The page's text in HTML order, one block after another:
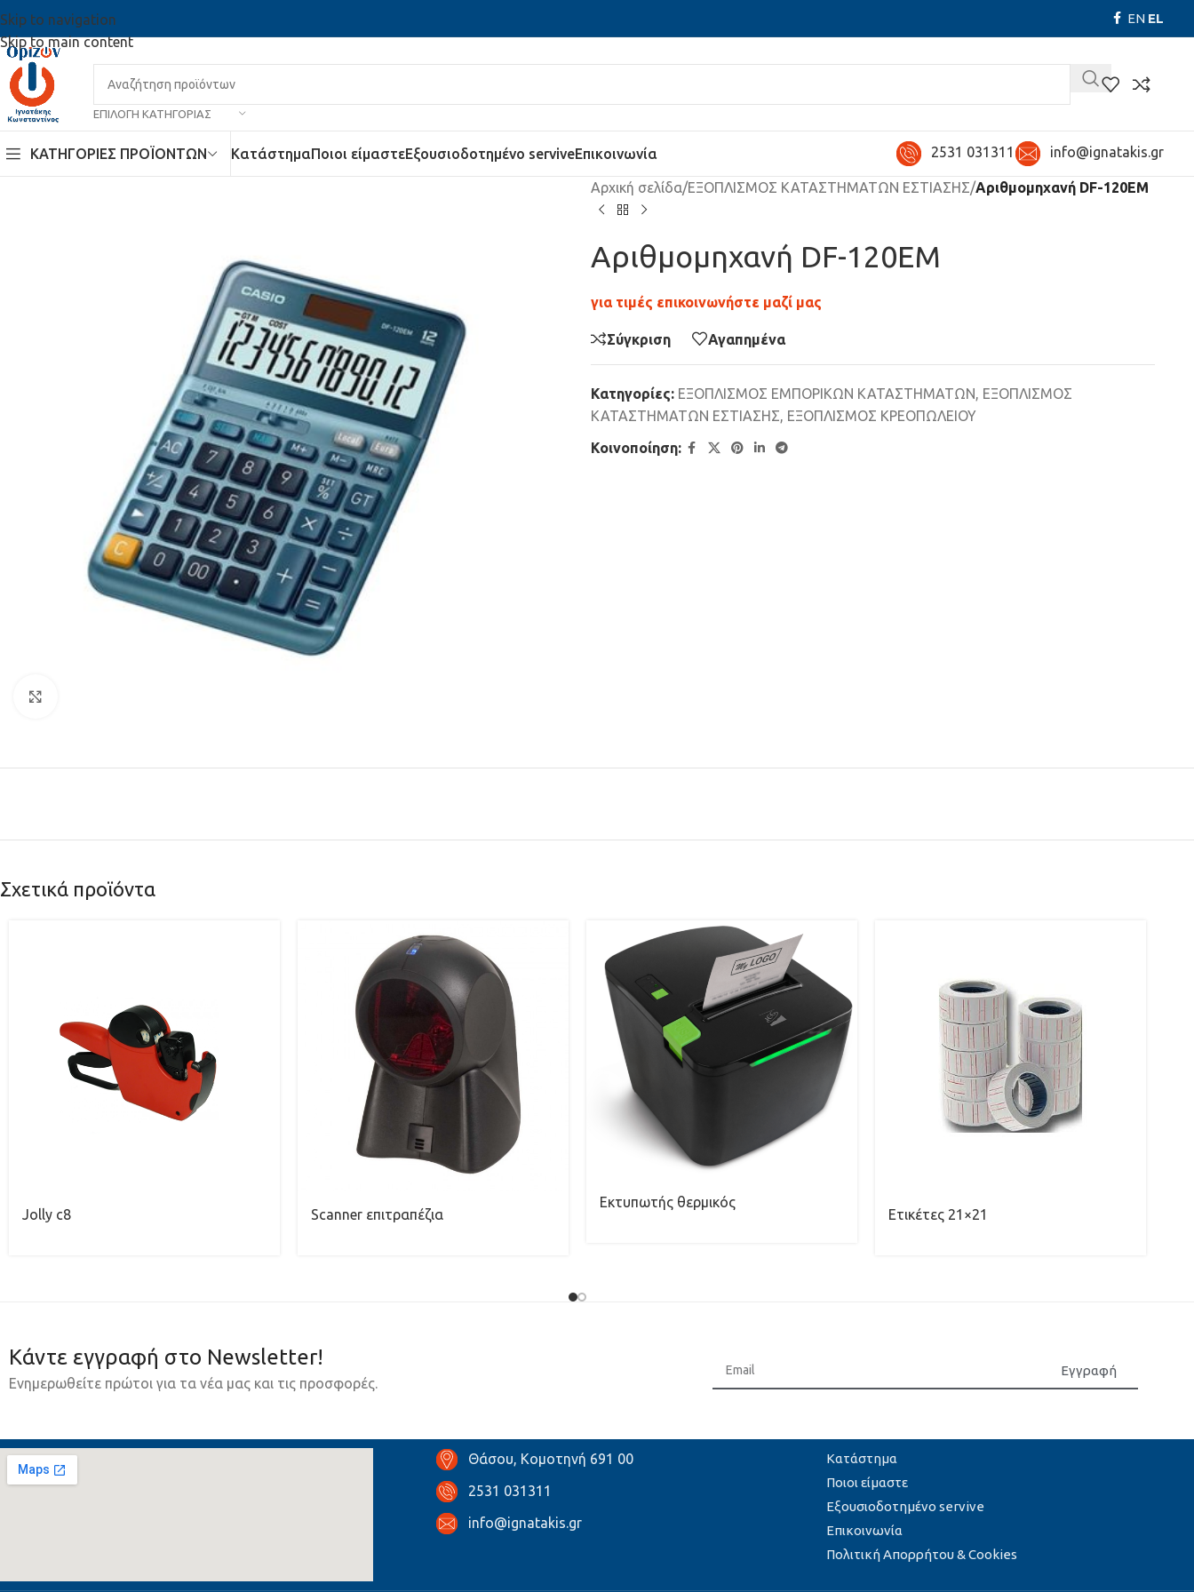
Skip to navigation
Skip to main content
EN EL
ΕΠΙΛΟΓΉ ΚΑΤΗΓΟΡΊΑΣ
ΚΑΤΗΓΟΡΙΕΣ ΠΡΟΪΟΝΤΩΝ ΚατάστημαΠοιοι είμαστεΕξουσιοδοτημένο serviveΕπικοινωνία 2531 031311 info@ignatakis.gr
Αρχική σελίδα/ΕΞΟΠΛΙΣΜΟΣ ΚΑΤΑΣΤΗΜΑΤΩΝ ΕΣΤΙΑΣΗΣ/Αριθμομηχανή DF-120EM
Αριθμομηχανή DF-120EM
για τιμές επικοινωνήστε μαζί μας
Σύγκριση Αγαπημένα
Κατηγορίες: ΕΞΟΠΛΙΣΜΟΣ ΕΜΠΟΡΙΚΩΝ ΚΑΤΑΣΤΗΜΑΤΩΝ, ΕΞΟΠΛΙΣΜΟΣ
ΚΑΤΑΣΤΗΜΑΤΩΝ ΕΣΤΙΑΣΗΣ, ΕΞΟΠΛΙΣΜΟΣ ΚΡΕΟΠΩΛΕΙΟΥ
Κοινοποίηση:
Σχετικά προϊόντα
Jolly c8 Scanner επιτραπέζια
Εκτυπωτής θερμικός
Ετικέτες 21×21
Κάντε εγγραφή στο Newsletter!
Ενημερωθείτε πρώτοι για τα νέα μας και τις προσφορές.
Εγγραφή
Θάσου, Κομοτηνή 691 00
2531 031311
info@ignatakis.gr
Κατάστημα
Ποιοι είμαστε
Εξουσιοδοτημένο servive
Επικοινωνία
Πολιτική Απορρήτου & Cookies